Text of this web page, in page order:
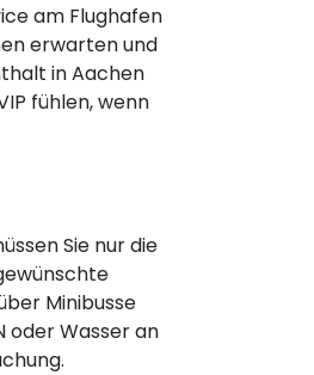
am Flughafen
erwarten und
in Aachen
fühlen, wenn
Sie nur die
Minibusse
oder Wasser an